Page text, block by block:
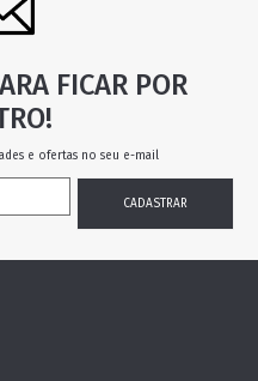
FICAR POR
e ofertas no seu e-mail